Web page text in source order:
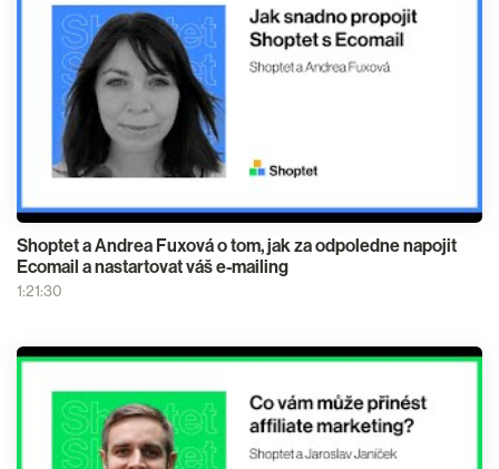
Shoptet a Andrea Fuxová o tom, jak za odpoledne napojit
Ecomail a nastartovat váš e-mailing
1:21:30